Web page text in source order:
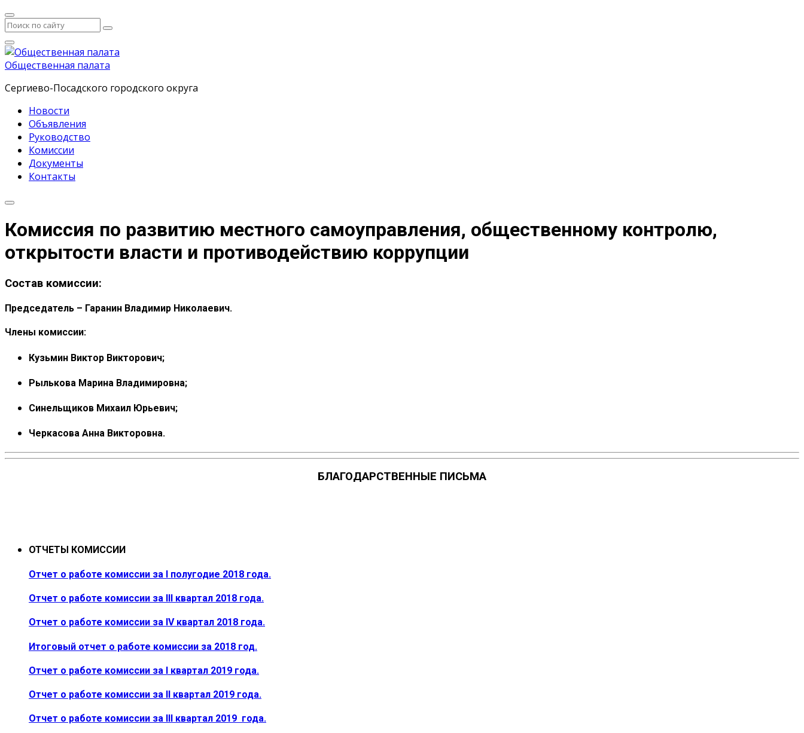
Общественная палата
Сергиево-Посадского городского округа
Новости
Объявления
Руководство
Комиссии
Документы
Контакты
Комиссия по развитию местного самоуправления, общественному контролю,
открытости власти и противодействию коррупции
Состав комиссии:
Председатель – Гаранин Владимир Николаевич.
Члены комиссии:
Кузьмин Виктор Викторович;
Рылькова Марина Владимировна;
Синельщиков Михаил Юрьевич;
Черкасова Анна Викторовна.
БЛАГОДАРСТВЕННЫЕ ПИСЬМА
ОТЧЕТЫ КОМИССИИ
Отчет о работе комиссии за I полугодие 2018 года.
Отчет о работе комиссии за III квартал 2018 года.
Отчет о работе комиссии за IV квартал 2018 года.
Итоговый отчет о работе комиссии за 2018 год.
Отчет о работе комиссии за I квартал 2019 года.
Отчет о работе комиссии за II квартал 2019 года.
Отчет о работе комиссии за III квартал 2019 года.